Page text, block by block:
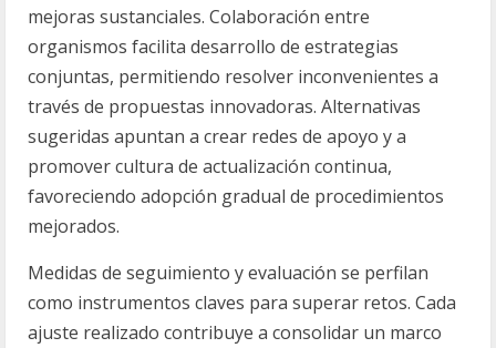
mejoras sustanciales. Colaboración entre
organismos facilita desarrollo de estrategias
conjuntas, permitiendo resolver inconvenientes a
través de propuestas innovadoras. Alternativas
sugeridas apuntan a crear redes de apoyo y a
promover cultura de actualización continua,
favoreciendo adopción gradual de procedimientos
mejorados.
Medidas de seguimiento y evaluación se perfilan
como instrumentos claves para superar retos. Cada
ajuste realizado contribuye a consolidar un marco